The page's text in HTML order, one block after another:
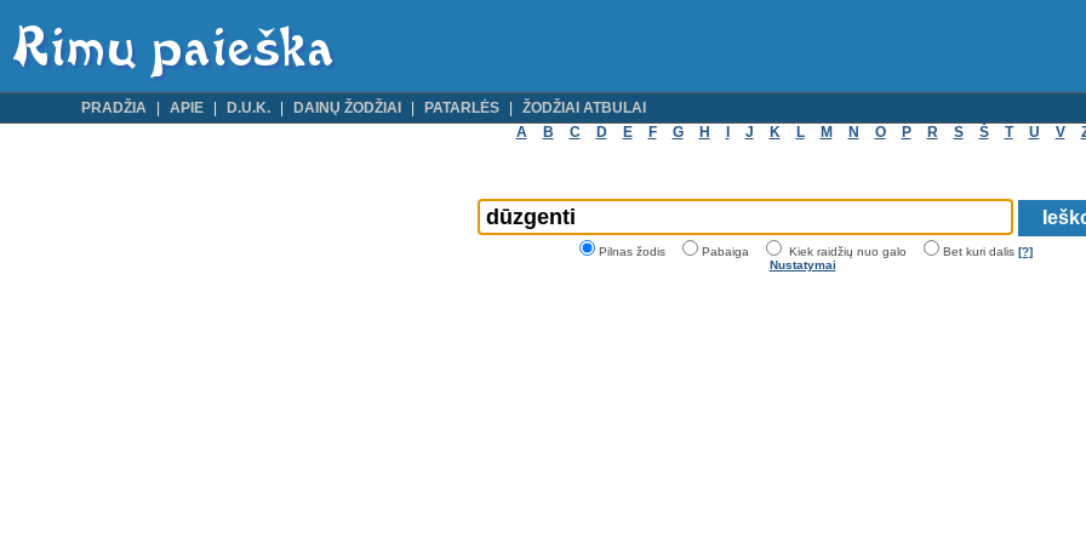
PRADŽIA APIE D.U.K. DAINŲ ŽODŽIAI PATARLĖS
ŽODŽIAI ATBULAI
A
B C D E F G H J K L M N O P R S Š T U V
Pilnas žodis Pabaiga Kiek raidžių nuo galo Bet kuri dalis [?]
Nustatymai